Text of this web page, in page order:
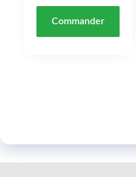
Commander